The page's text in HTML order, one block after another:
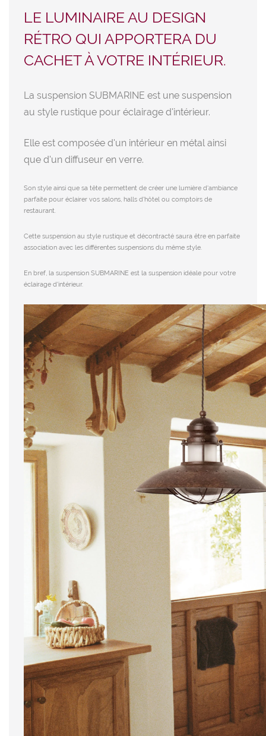
LE LUMINAIRE AU DESIGN
RÉTRO QUI APPORTERA DU
CACHET À VOTRE INTÉRIEUR.
La suspension SUBMARINE est une suspension
au style rustique pour éclairage d'intérieur.
Elle est composée d'un intérieur en métal ainsi
que d'un diffuseur en verre.
Son style ainsi que sa tête permettent de créer une lumière d'ambiance
parfaite pour éclairer vos salons, halls d'hôtel ou comptoirs de
restaurant.
Cette suspension au style rustique et décontracté saura être en parfaite
association avec les différentes suspensions du même style.
En bref, la suspension SUBMARINE est la suspension idéale pour votre
éclairage d'intérieur.